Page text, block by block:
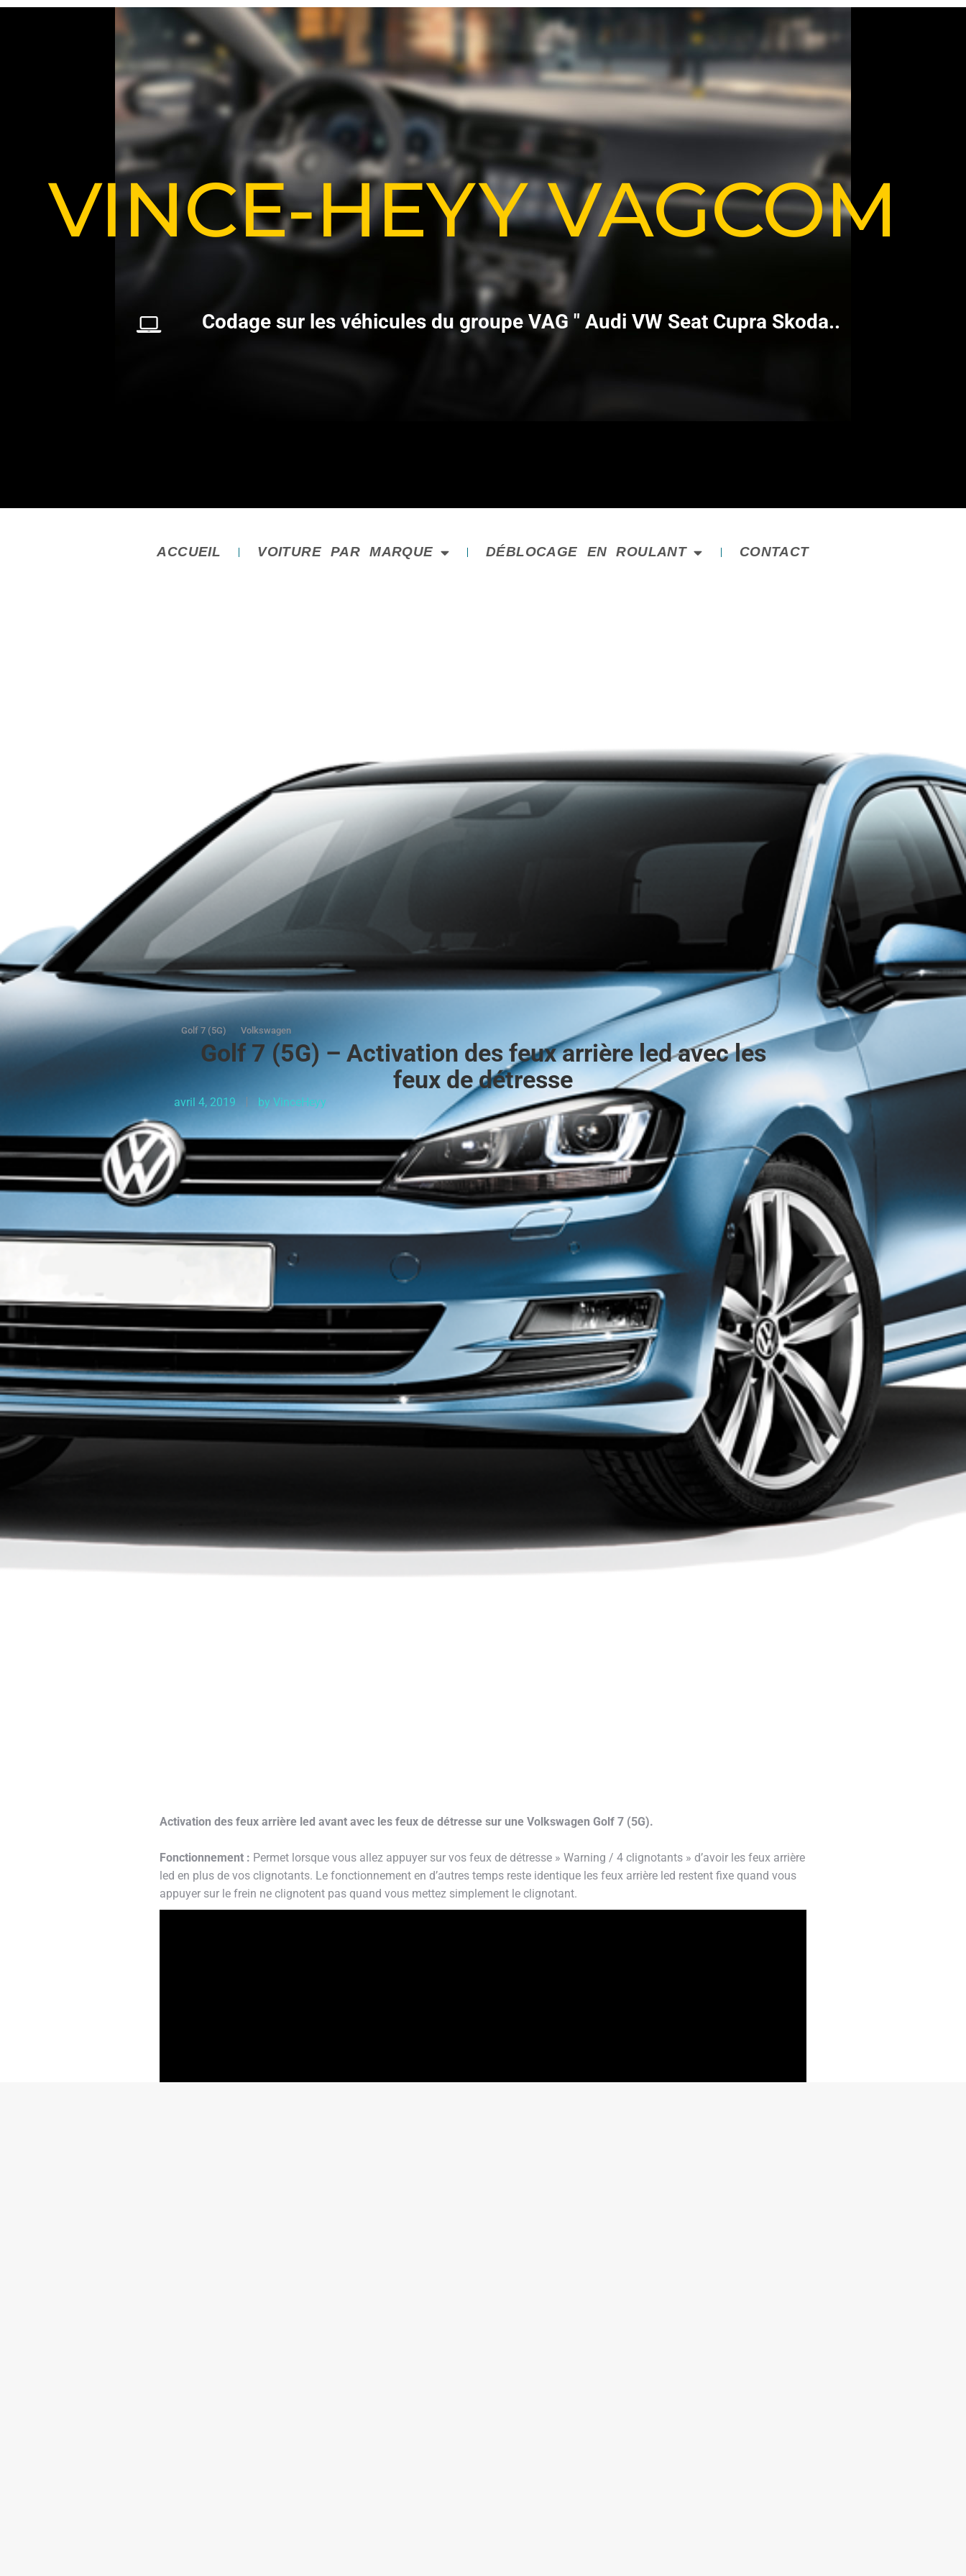
VINCE-HEYY VAGCOM
Codage sur les véhicules du groupe VAG " Audi VW Seat Cupra Skoda..
ACCUEIL VOITURE PAR MARQUE DÉBLOCAGE EN ROULANT CONTACT
Golf 7 (5G) Volkswagen
Golf 7 (5G) – Activation des feux arrière led avec les
feux de détresse
avril 4, 2019 by VinceHeyy
Activation des feux arrière led avant avec les feux de détresse sur une Volkswagen Golf 7 (5G).
Fonctionnement : Permet lorsque vous allez appuyer sur vos feux de détresse » Warning / 4 clignotants » d’avoir les feux arrière
led en plus de vos clignotants. Le fonctionnement en d’autres temps reste identique les feux arrière led restent fixe quand vous
appuyer sur le frein ne clignotent pas quand vous mettez simplement le clignotant.